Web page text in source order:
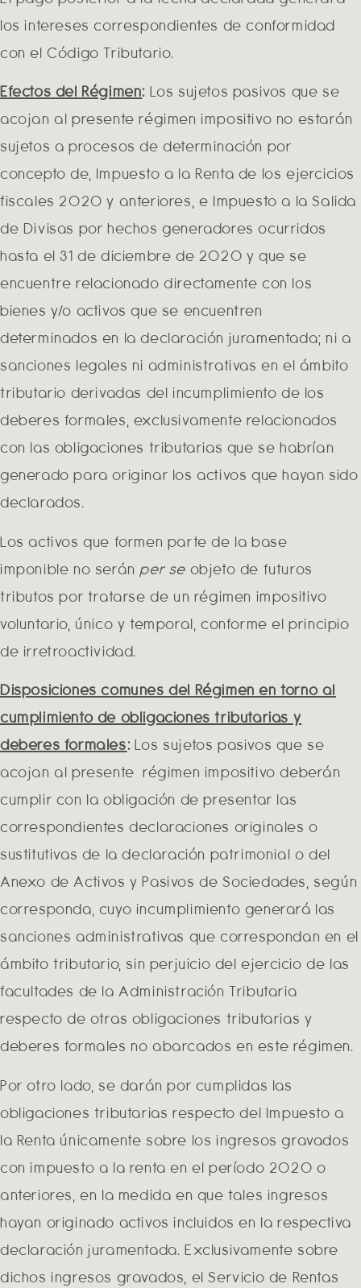
los intereses correspondientes de conformidad
con el Código Tributario.
Efectos del Régimen: Los sujetos pasivos que se
acojan al presente régimen impositivo no estarán
sujetos a procesos de determinación por
concepto de, Impuesto a la Renta de los ejercicios
fiscales 2020 y anteriores, e Impuesto a la Salida
de Divisas por hechos generadores ocurridos
hasta el 31 de diciembre de 2020 y que se
encuentre relacionado directamente con los
bienes y/o activos que se encuentren
determinados en la declaración juramentada; ni a
sanciones legales ni administrativas en el ámbito
tributario derivadas del incumplimiento de los
deberes formales, exclusivamente relacionados
con las obligaciones tributarias que se habrían
generado para originar los activos que hayan sido
declarados.
Los activos que formen parte de la base
imponible no serán per se objeto de futuros
tributos por tratarse de un régimen impositivo
voluntario, único y temporal, conforme el principio
de irretroactividad.
Disposiciones comunes del Régimen en torno al
cumplimiento de obligaciones tributarias y
deberes formales: Los sujetos pasivos que se
acojan al presente régimen impositivo deberán
cumplir con la obligación de presentar las
correspondientes declaraciones originales o
sustitutivas de la declaración patrimonial o del
Anexo de Activos y Pasivos de Sociedades, según
corresponda, cuyo incumplimiento generará las
sanciones administrativas que correspondan en el
ámbito tributario, sin perjuicio del ejercicio de las
facultades de la Administración Tributaria
respecto de otras obligaciones tributarias y
deberes formales no abarcados en este régimen.
Por otro lado, se darán por cumplidas las
obligaciones tributarias respecto del Impuesto a
la Renta únicamente sobre los ingresos gravados
con impuesto a la renta en el período 2020 o
anteriores, en la medida en que tales ingresos
hayan originado activos incluidos en la respectiva
declaración juramentada. Exclusivamente sobre
dichos ingresos gravados, el Servicio de Rentas